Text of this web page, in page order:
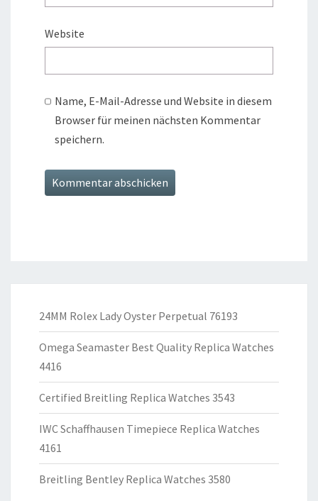
Website
Name, E-Mail-Adresse und Website in diesem
Browser für meinen nächsten Kommentar
speichern.
24MM Rolex Lady Oyster Perpetual 76193
Omega Seamaster Best Quality Replica Watches
4416
Certified Breitling Replica Watches 3543
IWC Schaffhausen Timepiece Replica Watches
4161
Breitling Bentley Replica Watches 3580